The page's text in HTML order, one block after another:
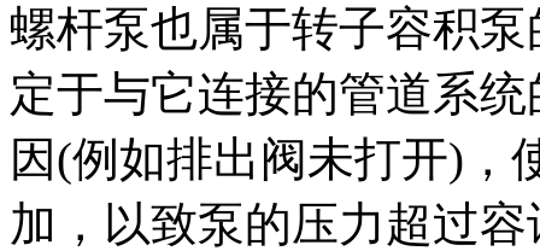
螺杆泵也属于转子容积
定于与它连接的管道系
因(例如排出阀未打开)，
加，以致泵的压力超过